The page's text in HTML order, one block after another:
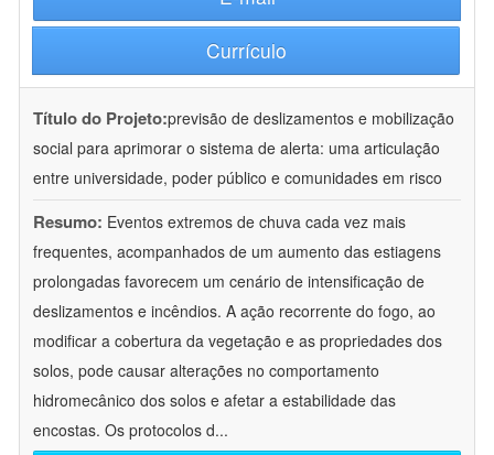
Currículo
Título do Projeto:previsão de deslizamentos e mobilização
social para aprimorar o sistema de alerta: uma articulação
entre universidade, poder público e comunidades em risco
Resumo: Eventos extremos de chuva cada vez mais
frequentes, acompanhados de um aumento das estiagens
prolongadas favorecem um cenário de intensificação de
deslizamentos e incêndios. A ação recorrente do fogo, ao
modificar a cobertura da vegetação e as propriedades dos
solos, pode causar alterações no comportamento
hidromecânico dos solos e afetar a estabilidade das
encostas. Os protocolos d...